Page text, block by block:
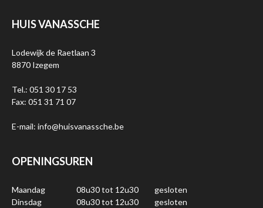
HUIS VANASSCHE
Lodewijk de Raetlaan 3
8870 Izegem
Tel.: 051 30 17 53
Fax: 051 31 71 07
E-mail: info@huisvanassche.be
OPENINGSUREN
Maandag 08u30 tot 12u30
gesloten
Dinsdag
08u30 tot 12u30
gesloten